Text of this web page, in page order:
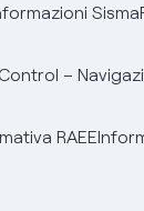
Sisma
–
RAEE